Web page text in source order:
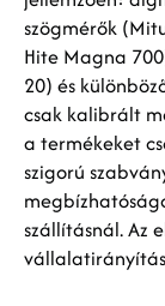
szögmérők
Hite Magna
20) és
csak kalibrált
a termékeket
szigorú
szállításnál. Az